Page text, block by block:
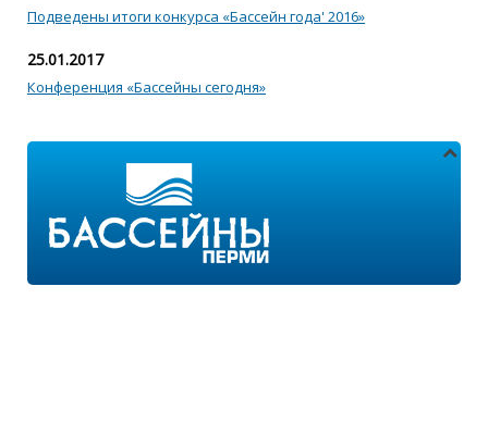
Подведены итоги конкурса «Бассейн года' 2016»
25.01.2017
Конференция «Бассейны сегодня»